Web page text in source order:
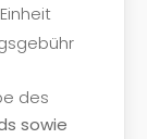
des
sowie